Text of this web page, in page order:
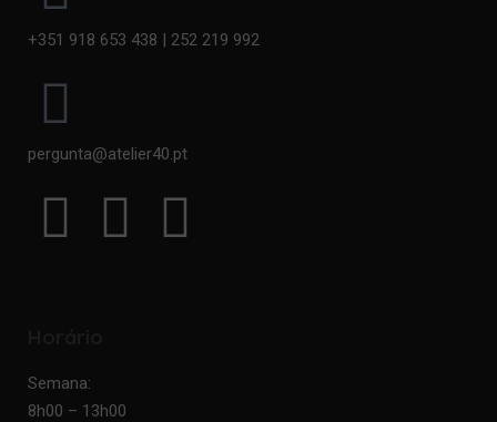
+351 918 653 438 | 252 219 992
pergunta@atelier40.pt
Semana:
8h00 – 13h00